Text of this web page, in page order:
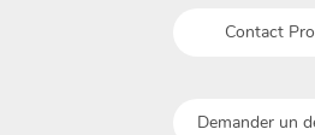
Contact Pro
Demander un